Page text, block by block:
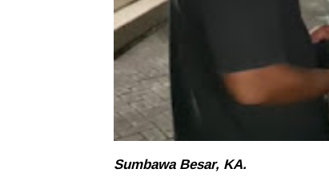
Sumbawa Besar, KA.